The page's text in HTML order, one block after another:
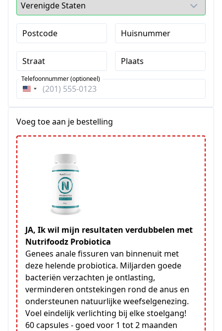
Postcode Huisnummer
Straat Plaats
Verenigde
Telefoonnummer (optioneel)
Voeg toe aan je bestelling
JA, Ik wil mijn resultaten verdubbelen met
Nutrifoodz Probiotica
Genees anale fissuren van binnenuit met
deze helende probiotica. Miljarden goede
bacteriën verzachten je ontlasting,
verminderen ontstekingen rond de anus en
ondersteunen natuurlijke weefselgenezing.
Voel eindelijk verlichting bij elke stoelgang!
60 capsules - goed voor 1 tot 2 maanden